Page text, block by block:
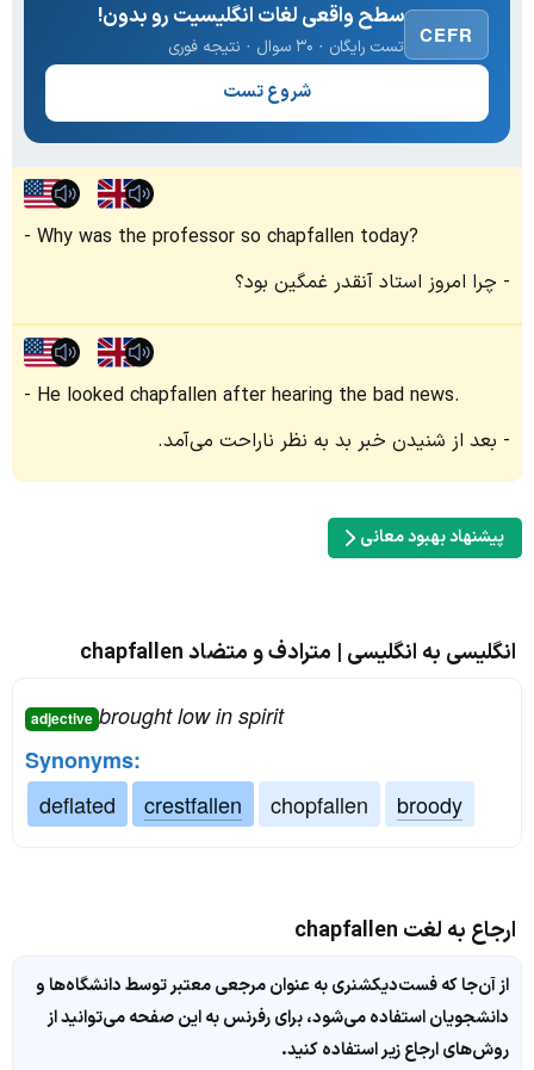
CEFR
سطح واقعی لغات انگلیسیت رو بدون!
تست رایگان · ۳۰ سوال · نتیجه فوری
شروع تست
Why was the professor so chapfallen today?
چرا امروز استاد آنقدر غمگین بود؟
He looked chapfallen after hearing the bad news.
بعد از شنیدن خبر بد به نظر ناراحت می‌آمد.
پیشنهاد بهبود معانی
انگلیسی به انگلیسی | مترادف و متضاد chapfallen
adjective brought low in spirit
Synonyms:
deflated
crestfallen chopfallen broody
ارجاع به لغت chapfallen
از آن‌جا که فست‌دیکشنری به عنوان مرجعی معتبر توسط دانشگاه‌ها و
دانشجویان استفاده می‌شود، برای رفرنس به این صفحه می‌توانید از
روش‌های ارجاع زیر استفاده کنید.